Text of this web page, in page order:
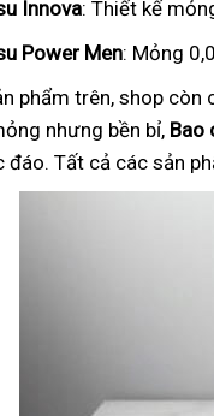
Innova: Thiết kế
Power Men: Mỏng
phẩm trên, shop còn
nhưng bền bỉ, Bao
đáo. Tất cả các sản